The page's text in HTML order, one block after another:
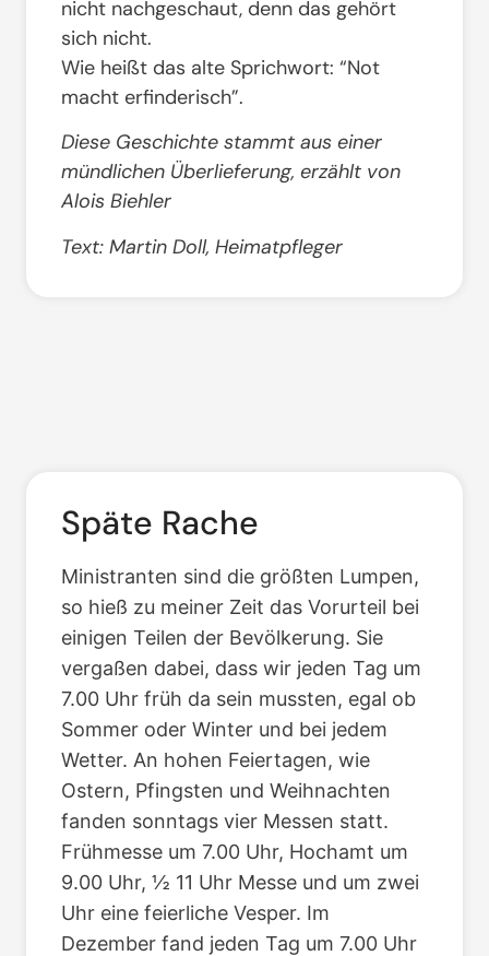
nicht nachgeschaut, denn das gehört
sich nicht.
Wie heißt das alte Sprichwort: “Not
macht erfinderisch”.
Diese Geschichte stammt aus einer
mündlichen Überlieferung, erzählt von
Alois Biehler
Text: Martin Doll, Heimatpfleger
Späte Rache
Ministranten sind die größten Lumpen,
so hieß zu meiner Zeit das Vorurteil bei
einigen Teilen der Bevölkerung. Sie
vergaßen dabei, dass wir jeden Tag um
7.00 Uhr früh da sein mussten, egal ob
Sommer oder Winter und bei jedem
Wetter. An hohen Feiertagen, wie
Ostern, Pfingsten und Weihnachten
fanden sonntags vier Messen statt.
Frühmesse um 7.00 Uhr, Hochamt um
9.00 Uhr, ½ 11 Uhr Messe und um zwei
Uhr eine feierliche Vesper. Im
Dezember fand jeden Tag um 7.00 Uhr